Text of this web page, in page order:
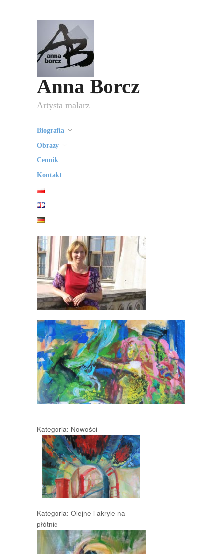
Anna Borcz
Artysta malarz
Biografia
Obrazy
Cennik
Kontakt
Kategoria: Nowości
Kategoria: Olejne i akryle na
płótnie